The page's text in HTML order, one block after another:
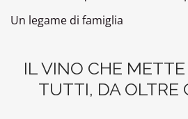
Un legame di famiglia
IL VINO CHE
TUTTI, DA OLTRE